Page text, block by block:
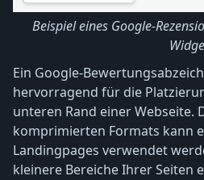
Beispiel eines Google-
Ein Google-
hervorragend für die
unteren Rand einer Webseite.
komprimierten Formats kann
Landingpages verwendet
kleinere Bereiche Ihrer Seiten